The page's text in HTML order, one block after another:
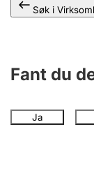
Søk i
Fant du
Ja